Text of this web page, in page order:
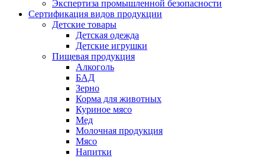
Экспертиза промышленной безопасности
Сертификация видов продукции
Детские товары
Детская одежда
Детские игрушки
Пищевая продукция
Алкоголь
БАД
Зерно
Корма для животных
Куриное мясо
Мед
Молочная продукция
Мясо
Напитки